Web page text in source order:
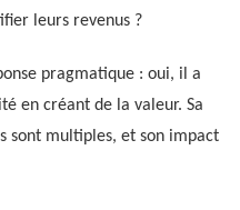
leurs revenus ?
pragmatique : oui, il a
en créant de la valeur. Sa
sont multiples, et son impact